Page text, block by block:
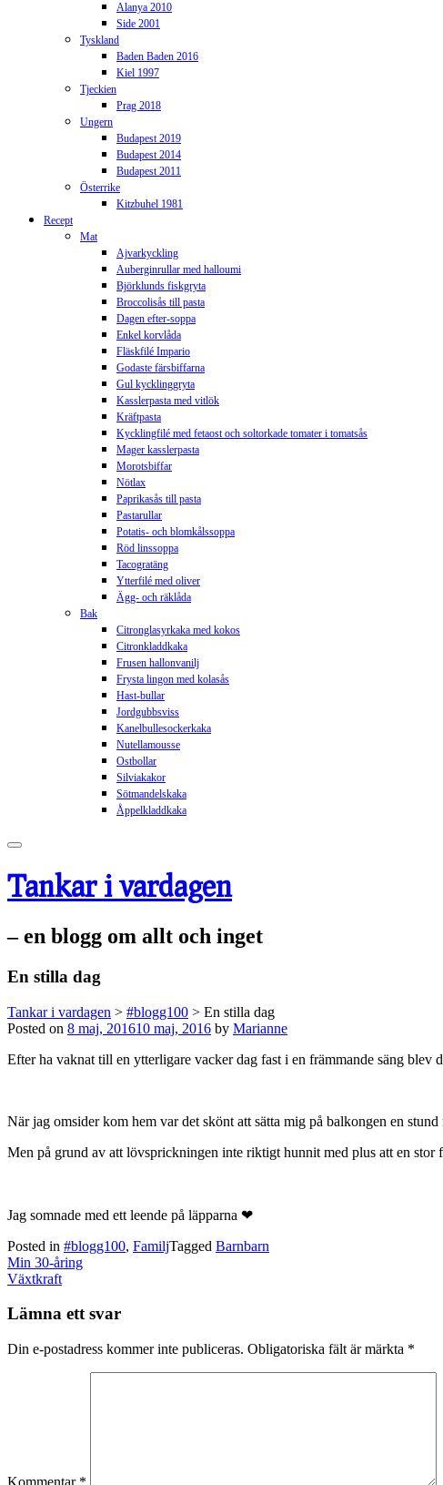
Alanya 2010
Side 2001
Tyskland
Baden Baden 2016
Kiel 1997
Tjeckien
Prag 2018
Ungern
Budapest 2019
Budapest 2014
Budapest 2011
Österrike
Kitzbuhel 1981
Recept
Mat
Ajvarkyckling
Auberginrullar med halloumi
Björklunds fiskgryta
Broccolisås till pasta
Dagen efter-soppa
Enkel korvlåda
Fläskfilé Impario
Godaste färsbiffarna
Gul kycklinggryta
Kasslerpasta med vitlök
Kräftpasta
Kycklingfilé med fetaost och soltorkade tomater i tomatsås
Mager kasslerpasta
Morotsbiffar
Nötlax
Paprikasås till pasta
Pastarullar
Potatis- och blomkålssoppa
Röd linssoppa
Tacogratäng
Ytterfilé med oliver
Ägg- och räklåda
Bak
Citronglasyrkaka med kokos
Citronkladdkaka
Frusen hallonvanilj
Frysta lingon med kolasås
Hast-bullar
Jordgubbsviss
Kanelbullesockerkaka
Nutellamousse
Ostbollar
Silviakakor
Sötmandelskaka
Åppelkladdkaka
Tankar i vardagen
– en blogg om allt och inget
En stilla dag
Tankar i vardagen > #blogg100 > En stilla dag
Posted on 8 maj, 201610 maj, 2016 by Marianne
Efter ha vaknat till en ytterligare vacker dag fast i en främmande säng blev
När jag omsider kom hem var det skönt att sätta mig på balkongen en
Men på grund av att lövsprickningen inte riktigt hunnit med plus att en stor
Jag somnade med ett leende på läpparna ❤
Posted in #blogg100, FamiljTagged Barnbarn
Post
navigation
Min 30-åring
Växtkraft
Lämna ett svar
Din e-postadress kommer inte publiceras. Obligatoriska fält är märkta *
Kommentar *